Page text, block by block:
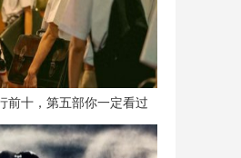
前十，第五部你一定看过